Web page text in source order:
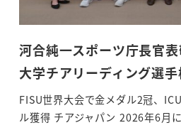
河合純一スポーツ庁長官
大学チアリーディング選
FISU世界大会で金メダル2冠、
ル獲得 チアジャパン 2026年6月